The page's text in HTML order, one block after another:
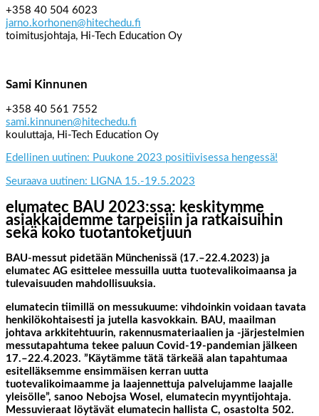
+358 40 504 6023
jarno.korhonen@hitechedu.fi
toimitusjohtaja, Hi-Tech Education Oy
Sami Kinnunen
+358 40 561 7552
sami.kinnunen@hitechedu.fi
kouluttaja, Hi-Tech Education Oy
Edellinen uutinen: Puukone 2023 positiivisessa hengessä!
Seuraava uutinen: LIGNA 15.-19.5.2023
elumatec BAU 2023:ssa: keskitymme
asiakkaidemme tarpeisiin ja ratkaisuihin
sekä koko tuotantoketjuun
BAU-messut pidetään Münchenissä (17.–22.4.2023) ja
elumatec AG esittelee messuilla uutta tuotevalikoimaansa ja
tulevaisuuden mahdollisuuksia.
elumatecin tiimillä on messukuume: vihdoinkin voidaan tavata
henkilökohtaisesti ja jutella kasvokkain. BAU, maailman
johtava arkkitehtuurin, rakennusmateriaalien ja -järjestelmien
messutapahtuma tekee paluun Covid-19-pandemian jälkeen
17.–22.4.2023. ”Käytämme tätä tärkeää alan tapahtumaa
esitelläksemme ensimmäisen kerran uutta
tuotevalikoimaamme ja laajennettuja palvelujamme laajalle
yleisölle”, sanoo Nebojsa Wosel, elumatecin myyntijohtaja.
Messuvieraat löytävät elumatecin hallista C, osastolta 502.